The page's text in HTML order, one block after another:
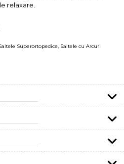
relaxare.
Superortopedice, Saltele cu Arcuri